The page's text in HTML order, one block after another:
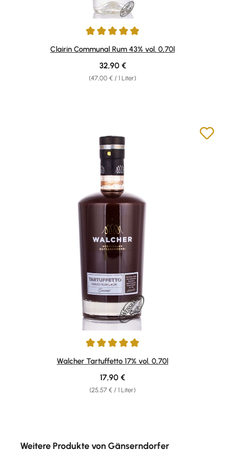
Durchschnittliche Bewertung von 5 von 5 Sternen
Clairin Communal Rum 43% vol. 0,70l
(47,00 € / 1 Liter)
Regulärer Preis:
32,90 €
Durchschnittliche Bewertung von 4.94 von 5 Sternen
Walcher Tartuffetto 17% vol. 0,70l
(25,57 € / 1 Liter)
Regulärer Preis:
17,90 €
Weitere Produkte von Gänserndorfer